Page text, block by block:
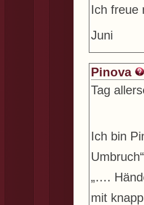
Ich freue
Juni
Pinova
Tag
Ich bin
„….
mit